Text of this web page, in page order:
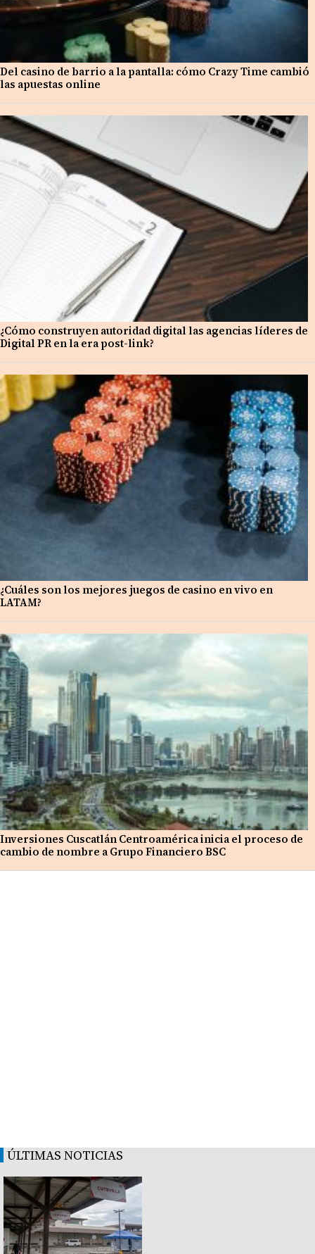
Del casino de barrio a la pantalla: cómo Crazy Time cambió
las apuestas online
¿Cómo construyen autoridad digital las agencias líderes de
Digital PR en la era post-link?
¿Cuáles son los mejores juegos de casino en vivo en
LATAM?
Inversiones Cuscatlán Centroamérica inicia el proceso de
cambio de nombre a Grupo Financiero BSC
ÚLTIMAS NOTICIAS